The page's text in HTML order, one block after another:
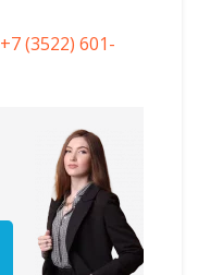
+7 (3522) 601-